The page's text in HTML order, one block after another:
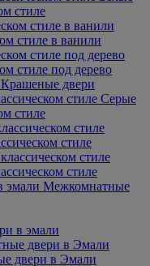
стиле
стиле в ванили
стиле под дерево
Крашеные двери
Серые
стиле
стиле
стиле
Межкомнатные
в эмали
двери в Эмали